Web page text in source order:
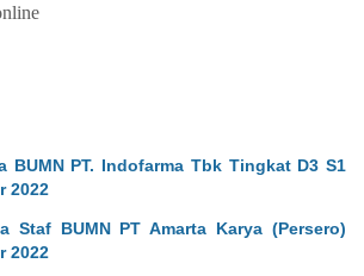
BUMN PT. Indofarma Tbk Tingkat D3 S1
2022
Staf BUMN PT Amarta Karya (Persero)
2022